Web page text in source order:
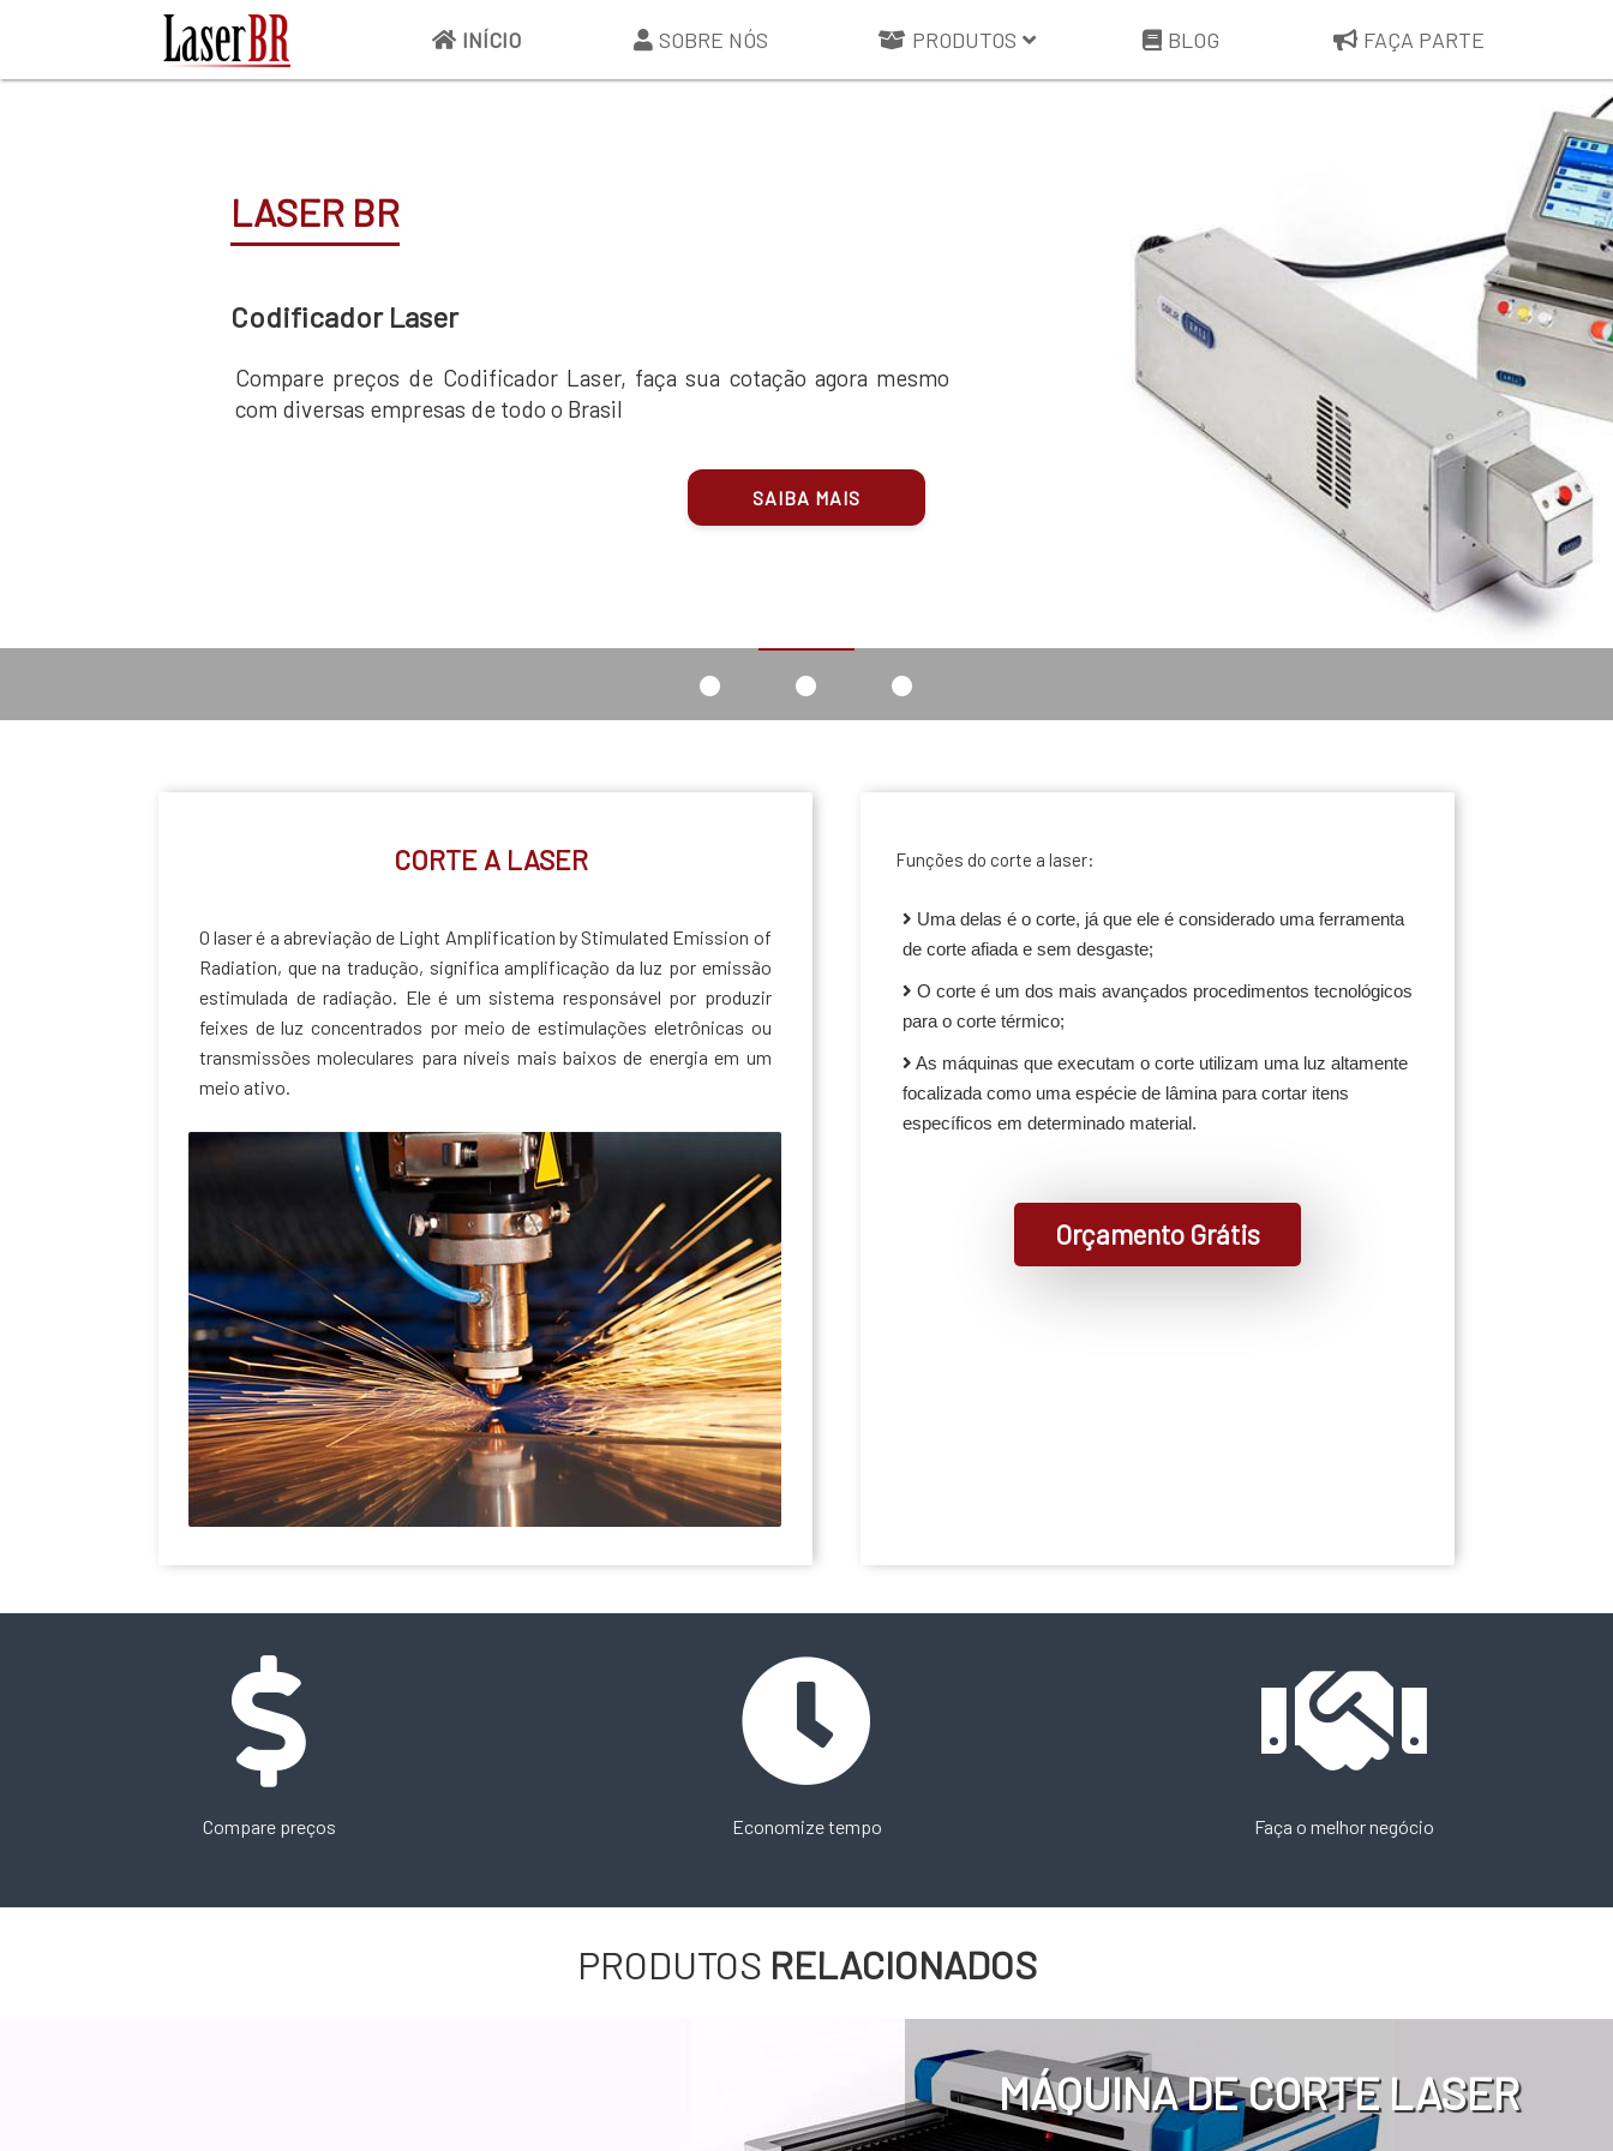
INÍCIO SOBRE NÓS PRODUTOS BLOG FAÇA PARTE
LASER BR
Codificador Laser
Compare preços de Codificador Laser, faça sua cotação agora mesmo
com diversas empresas de todo o Brasil
SAIBA MAIS
CORTE A LASER
O laser é a abreviação de Light Amplification by Stimulated Emission of
Radiation, que na tradução, significa amplificação da luz por emissão
estimulada de radiação. Ele é um sistema responsável por produzir
feixes de luz concentrados por meio de estimulações eletrônicas ou
transmissões moleculares para níveis mais baixos de energia em um
meio ativo.
Funções do corte a laser:
Uma delas é o corte, já que ele é considerado uma ferramenta
de corte afiada e sem desgaste;
O corte é um dos mais avançados procedimentos tecnológicos
para o corte térmico;
As máquinas que executam o corte utilizam uma luz altamente
focalizada como uma espécie de lâmina para cortar itens
específicos em determinado material.
Orçamento Grátis
Compare preços Economize tempo Faça o melhor negócio
PRODUTOS RELACIONADOS
MÁQUINA DE CORTE LASER